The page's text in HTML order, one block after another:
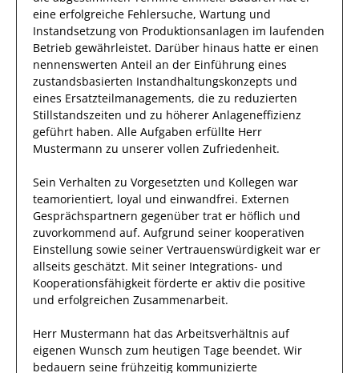
eine erfolgreiche Fehlersuche, Wartung und
Instandsetzung von Produktionsanlagen im laufenden
Betrieb gewährleistet. Darüber hinaus hatte er einen
nennenswerten Anteil an der Einführung eines
zustandsbasierten Instandhaltungskonzepts und
eines Ersatzteilmanagements, die zu reduzierten
Stillstandszeiten und zu höherer Anlageneffizienz
geführt haben. Alle Aufgaben erfüllte Herr
Mustermann zu unserer vollen Zufriedenheit.
Sein Verhalten zu Vorgesetzten und Kollegen war
teamorientiert, loyal und einwandfrei. Externen
Gesprächspartnern gegenüber trat er höflich und
zuvorkommend auf. Aufgrund seiner kooperativen
Einstellung sowie seiner Vertrauenswürdigkeit war er
allseits geschätzt. Mit seiner Integrations- und
Kooperationsfähigkeit förderte er aktiv die positive
und erfolgreichen Zusammenarbeit.
Herr Mustermann hat das Arbeitsverhältnis auf
eigenen Wunsch zum heutigen Tage beendet. Wir
bedauern seine frühzeitig kommunizierte